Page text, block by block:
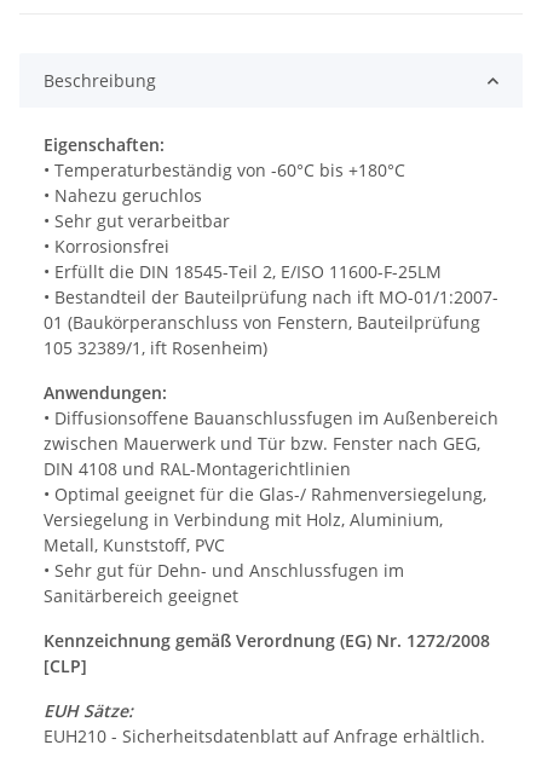
Beschreibung
Eigenschaften:
• Temperaturbeständig von -60°C bis +180°C
• Nahezu geruchlos
• Sehr gut verarbeitbar
• Korrosionsfrei
• Erfüllt die DIN 18545-Teil 2, E/ISO 11600-F-25LM
• Bestandteil der Bauteilprüfung nach ift MO-01/1:2007-
01 (Baukörperanschluss von Fenstern, Bauteilprüfung
105 32389/1, ift Rosenheim)
Anwendungen:
• Diffusionsoffene Bauanschlussfugen im Außenbereich
zwischen Mauerwerk und Tür bzw. Fenster nach GEG,
DIN 4108 und RAL-Montagerichtlinien
• Optimal geeignet für die Glas-/ Rahmenversiegelung,
Versiegelung in Verbindung mit Holz, Aluminium,
Metall, Kunststoff, PVC
• Sehr gut für Dehn- und Anschlussfugen im
Sanitärbereich geeignet
Kennzeichnung gemäß Verordnung (EG) Nr. 1272/2008
[CLP]
EUH Sätze:
EUH210 - Sicherheitsdatenblatt auf Anfrage erhältlich.